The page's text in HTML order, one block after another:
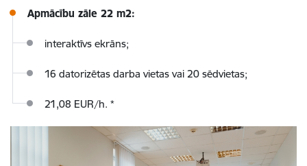
Apmācību zāle 22 m2:
interaktīvs ekrāns;
16 datorizētas darba vietas vai 20 sēdvietas;
21,08 EUR/h. *